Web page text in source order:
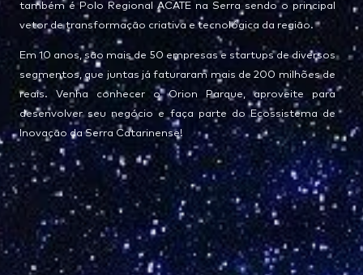
também é Polo Regional ACATE na Serra sendo o principal
vetor de transformação criativa e tecnológica da região.
Em 10 anos, são mais de 50 empresas e startups de diversos
segmentos, que juntas já faturaram mais de 200 milhões de
reais. Venha conhecer o Orion Parque, aproveite para
desenvolver seu negócio e faça parte do Ecossistema de
Inovação da Serra Catarinense!